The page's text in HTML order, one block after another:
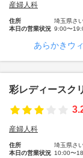
産婦人科
住所
埼玉県さ
本日の営業状況 9:00〜
あらかきウ
彩レディースク
産婦人科
住所
埼玉県さ
本日の営業状況 10:00〜